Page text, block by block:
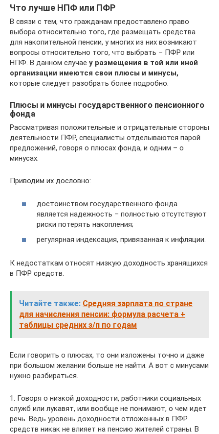
Что лучше НПФ или ПФР
В связи с тем, что гражданам предоставлено право
выбора относительно того, где размещать средства
для накопительной пенсии, у многих из них возникают
вопросы относительно того, что выбрать – ПФР или
НПФ. В данном случае у размещения в той или иной
организации имеются свои плюсы и минусы,
которые следует разобрать более подробно.
Плюсы и минусы государственного пенсионного
фонда
Рассматривая положительные и отрицательные стороны
деятельности ПФР, специалисты отделываются парой
предложений, говоря о плюсах фонда, и одним – о
минусах.
Приводим их дословно:
достоинством государственного фонда
является надежность – полностью отсутствуют
риски потерять накопления;
регулярная индексация, привязанная к инфляции.
К недостаткам относят низкую доходность хранящихся
в ПФР средств.
Читайте также: Средняя зарплата по стране
для начисления пенсии: формула расчета +
таблицы средних з/п по годам
Если говорить о плюсах, то они изложены точно и даже
при большом желании больше не найти. А вот с минусами
нужно разбираться.
1. Говоря о низкой доходности, работники социальных
служб или лукавят, или вообще не понимают, о чем идет
речь. Ведь уровень доходности отложенных в ПФР
средств никак не влияет на пенсию жителей страны. В